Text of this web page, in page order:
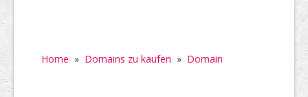
Home » Domains zu kaufen » Domain